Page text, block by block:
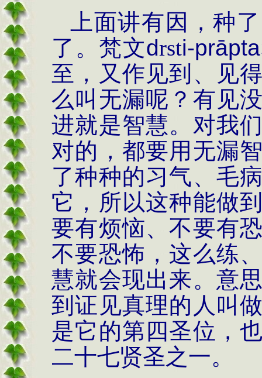
上面讲有因，种
了。梵文drsti-prāpta
至，又作见到、见
么叫无漏呢？有见
进就是智慧。对我
对的，都要用无漏
了种种的习气、毛
它，所以这种能做
要有烦恼、不要有
不要恐怖，这么练
慧就会现出来。意
到证见真理的人叫
是它的第四圣位，
二十七贤圣之一。